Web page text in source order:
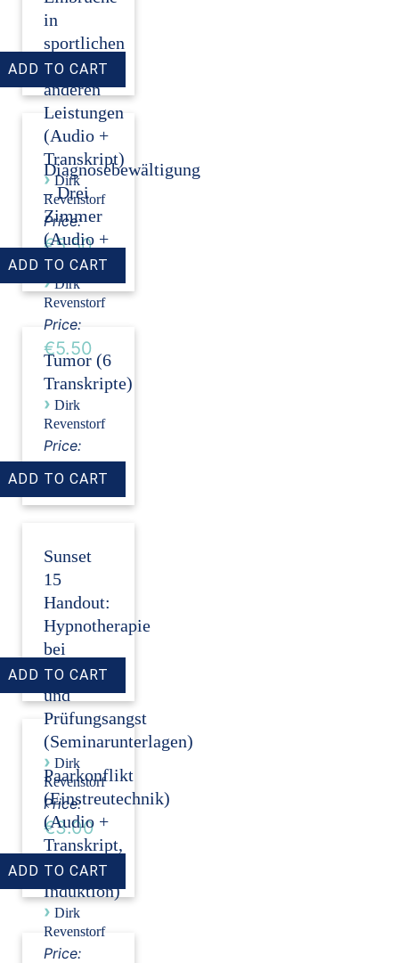
in
sportlichen
und
anderen
Leistungen
(Audio +
Transkript)
› Dirk
Revenstorf
Price:
€5.50
Diagnosebewältigung
– Drei
Zimmer
(Audio +
Transkript)
› Dirk
Revenstorf
Price:
€5.50
Tumor (6
Transkripte)
› Dirk
Revenstorf
Price:
€18.00
Sunset
15
Handout:
Hypnotherapie
bei
Auftritts-
und
Prüfungsangst
(Seminarunterlagen)
› Dirk
Revenstorf
Price:
€3.00
Paarkonflikt
(Einstreutechnik)
(Audio +
Transkript,
ohne
Induktion)
› Dirk
Revenstorf
Price: